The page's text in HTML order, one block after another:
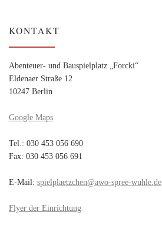
KONTAKT
Abenteuer- und Bauspielplatz „Forcki“
Eldenaer Straße 12
10247 Berlin
Google Maps
Tel.: 030 453 056 690
Fax: 030 453 056 691
E-Mail: spielplaetzchen@awo-spree-wuhle.de
Flyer der Einrichtung